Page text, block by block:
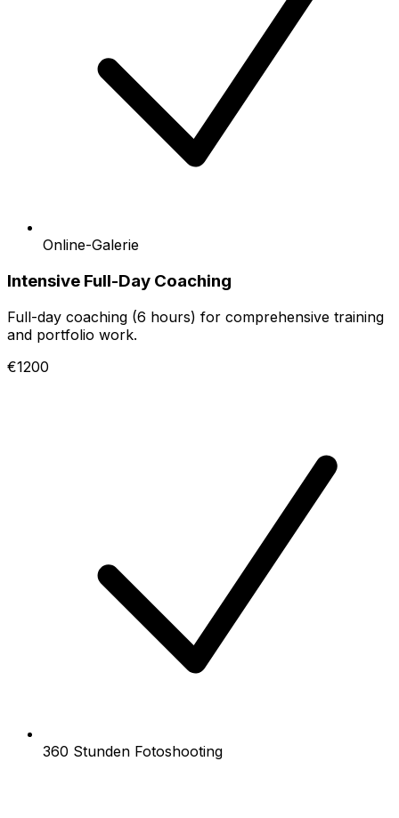
Online-Galerie
Intensive Full-Day Coaching
Full-day coaching (6 hours) for comprehensive training
and portfolio work.
€1200
360 Stunden Fotoshooting